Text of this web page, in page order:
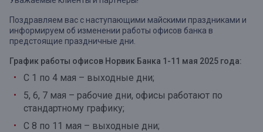
Поздравляем вас с наступающими майскими праздниками и
информируем об изменении работы офисов банка в
предстоящие праздничные дни.
График работы офисов Норвик Банка 1-11 мая 2025 года:
С 1 по 4 мая – выходные дни;
5, 6, 7 мая – рабочие дни, офисы работают по
стандартному графику;
С 8 по 11 мая – выходные дни;